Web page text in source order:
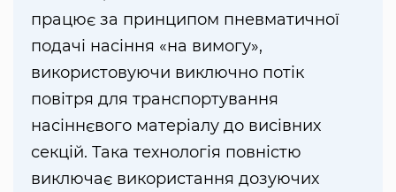
працює за принципом пневматичної
подачі насіння «на вимогу»,
використовуючи виключно потік
повітря для транспортування
насіннєвого матеріалу до висівних
секцій. Така технологія повністю
виключає використання дозуючих